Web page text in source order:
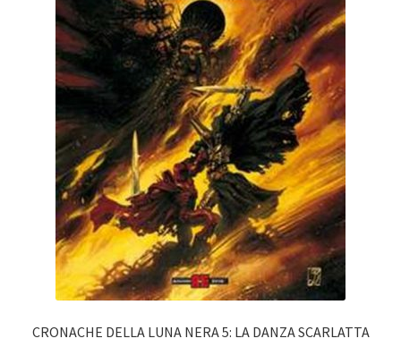
CRONACHE DELLA LUNA NERA 5: LA DANZA SCARLATTA